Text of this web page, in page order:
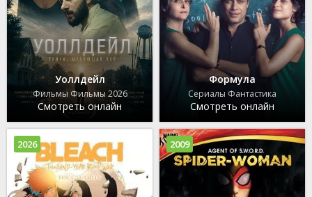
Уоллдейл
Фильмы Фильмы 2026
Смотреть онлайн
Формула
Сериалы Фантастика
Смотреть онлайн
2026 2009